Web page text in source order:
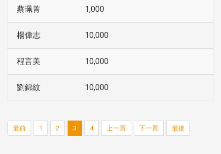
蔡珮菁 1,000
楊偉志 10,000
程言美 10,000
劉錦紋 10,000
最前 1 2 3 4 上一頁 下一頁 最後